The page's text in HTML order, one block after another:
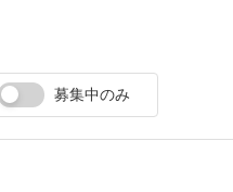
募集中のみ